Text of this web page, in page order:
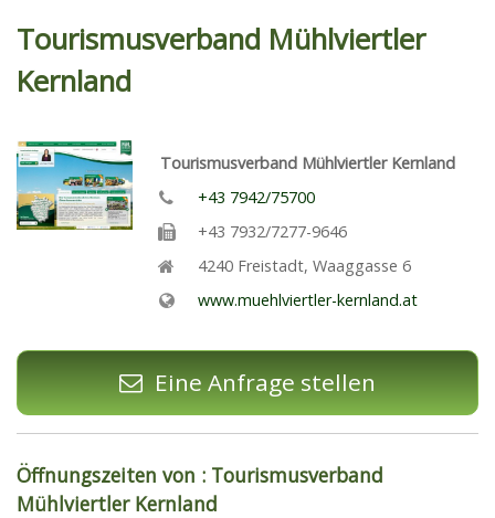
Tourismusverband Mühlviertler
Kernland
Tourismusverband Mühlviertler Kernland
+43 7942/75700
+43 7932/7277-9646
4240 Freistadt,Waaggasse 6
www.muehlviertler-kernland.at
Eine Anfrage stellen
Öffnungszeiten von : Tourismusverband
Mühlviertler Kernland